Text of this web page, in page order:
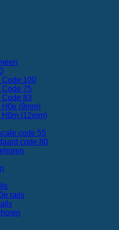
Code 100
Code 75
Code 83
H0e (9mm)
H0m (12mm)
code 55
code 80
rails